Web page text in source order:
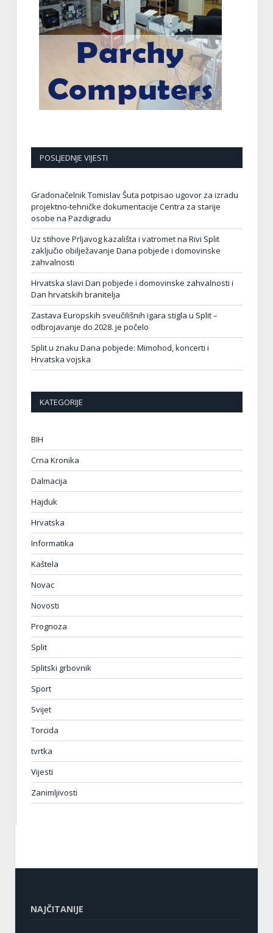
POSLJEDNJE VIJESTI
Gradonačelnik Tomislav Šuta potpisao ugovor za izradu
projektno-tehničke dokumentacije Centra za starije
osobe na Pazdigradu
Uz stihove Prljavog kazališta i vatromet na Rivi Split
zaključio obilježavanje Dana pobjede i domovinske
zahvalnosti
Hrvatska slavi Dan pobjede i domovinske zahvalnosti i
Dan hrvatskih branitelja
Zastava Europskih sveučilišnih igara stigla u Split –
odbrojavanje do 2028. je počelo
Split u znaku Dana pobjede: Mimohod, koncerti i
Hrvatska vojska
KATEGORIJE
BIH
Crna Kronika
Dalmacija
Hajduk
Hrvatska
Informatika
Kaštela
Novac
Novosti
Prognoza
Split
Splitski grbovnik
Sport
Svijet
Torcida
tvrtka
Vijesti
Zanimljivosti
NAJČITANIJE